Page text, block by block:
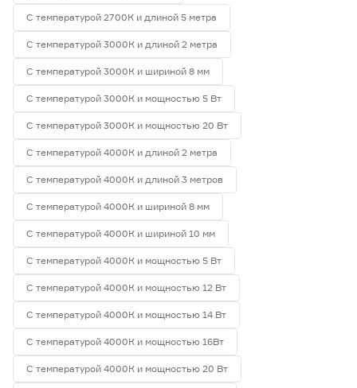
С температурой 2700К и длиной 5 метра
С температурой 3000К и длиной 2 метра
С температурой 3000К и шириной 8 мм
С температурой 3000К и мощностью 5 Вт
С температурой 3000К и мощностью 20 Вт
С температурой 4000К и длиной 2 метра
С температурой 4000К и длиной 3 метров
С температурой 4000К и шириной 8 мм
С температурой 4000К и шириной 10 мм
С температурой 4000К и мощностью 5 Вт
С температурой 4000К и мощностью 12 Вт
С температурой 4000К и мощностью 14 Вт
С температурой 4000К и мощностью 16Вт
С температурой 4000К и мощностью 20 Вт